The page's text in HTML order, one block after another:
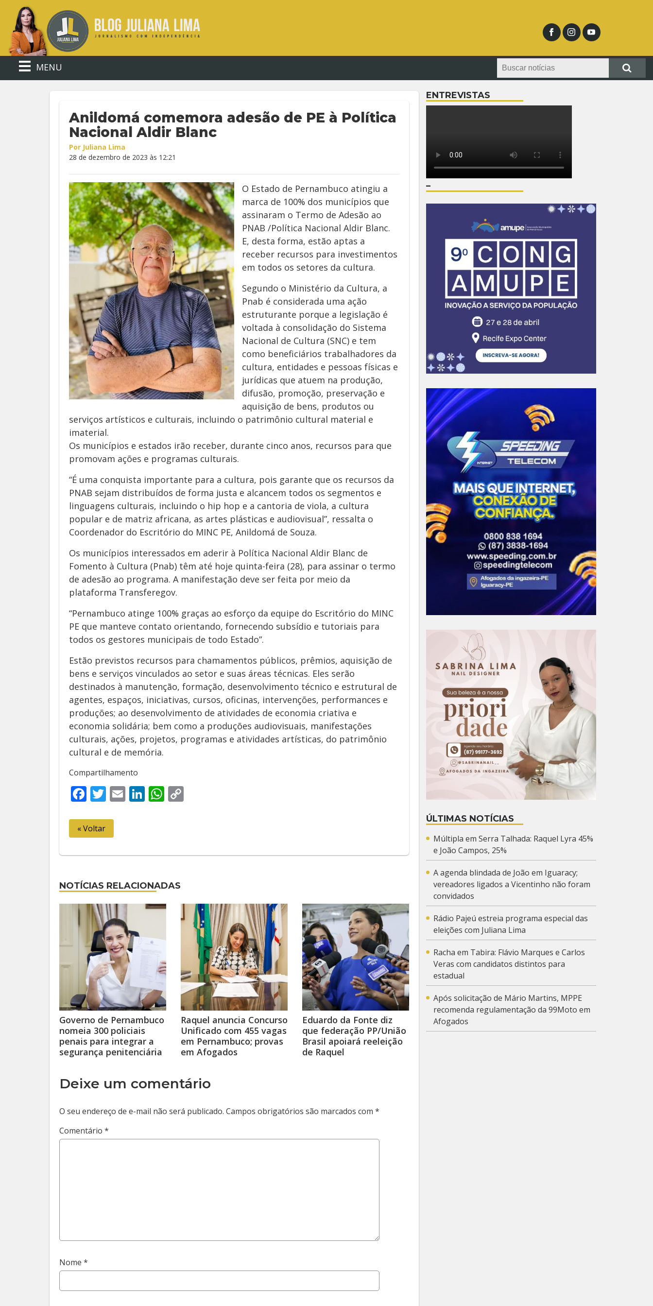
MENU
Anildomá comemora adesão de PE à Política
Nacional Aldir Blanc
Por Juliana Lima
28 de dezembro de 2023 às 12:21
O Estado de Pernambuco atingiu a
marca de 100% dos municípios que
assinaram o Termo de Adesão ao
PNAB /Política Nacional Aldir Blanc.
E, desta forma, estão aptas a
receber recursos para investimentos
em todos os setores da cultura.
Segundo o Ministério da Cultura, a
Pnab é considerada uma ação
estruturante porque a legislação é
voltada à consolidação do Sistema
Nacional de Cultura (SNC) e tem
como beneficiários trabalhadores da
cultura, entidades e pessoas físicas e
jurídicas que atuem na produção,
difusão, promoção, preservação e
aquisição de bens, produtos ou
serviços artísticos e culturais, incluindo o patrimônio cultural material e
imaterial.
Os municípios e estados irão receber, durante cinco anos, recursos para que
promovam ações e programas culturais.
“É uma conquista importante para a cultura, pois garante que os recursos da
PNAB sejam distribuídos de forma justa e alcancem todos os segmentos e
linguagens culturais, incluindo o hip hop e a cantoria de viola, a cultura
popular e de matriz africana, as artes plásticas e audiovisual”, ressalta o
Coordenador do Escritório do MINC PE, Anildomá de Souza.
Os municípios interessados em aderir à Política Nacional Aldir Blanc de
Fomento à Cultura (Pnab) têm até hoje quinta-feira (28), para assinar o termo
de adesão ao programa. A manifestação deve ser feita por meio da
plataforma Transferegov.
“Pernambuco atinge 100% graças ao esforço da equipe do Escritório do MINC
PE que manteve contato orientando, fornecendo subsídio e tutoriais para
todos os gestores municipais de todo Estado”.
Estão previstos recursos para chamamentos públicos, prêmios, aquisição de
bens e serviços vinculados ao setor e suas áreas técnicas. Eles serão
destinados à manutenção, formação, desenvolvimento técnico e estrutural de
agentes, espaços, iniciativas, cursos, oficinas, intervenções, performances e
produções; ao desenvolvimento de atividades de economia criativa e
economia solidária; bem como a produções audiovisuais, manifestações
culturais, ações, projetos, programas e atividades artísticas, do patrimônio
cultural e de memória.
Compartilhamento
Facebook
Twitter
EmailLinkedIn
WhatsApp
« Voltar
NOTÍCIAS RELACIONADAS
Governo de Pernambuco
nomeia 300 policiais
penais para integrar a
segurança penitenciária
Raquel anuncia Concurso
Unificado com 455 vagas
em Pernambuco; provas
em Afogados
Eduardo da Fonte diz
que federação PP/União
Brasil apoiará reeleição
de Raquel
Deixe um comentário
O seu endereço de e-mail não será publicado. Campos obrigatórios são marcados com *
Comentário *
Nome *
ENTREVISTAS
–
ÚLTIMAS NOTÍCIAS
Múltipla em Serra Talhada: Raquel Lyra 45%
e João Campos, 25%
A agenda blindada de João em Iguaracy;
vereadores ligados a Vicentinho não foram
convidados
Rádio Pajeú estreia programa especial das
eleições com Juliana Lima
Racha em Tabira: Flávio Marques e Carlos
Veras com candidatos distintos para
estadual
Após solicitação de Mário Martins, MPPE
recomenda regulamentação da 99Moto em
Afogados